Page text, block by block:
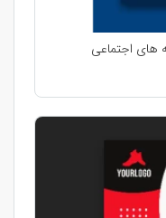
های اجتماعی